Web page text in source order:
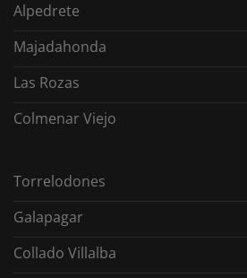
Alpedrete
Majadahonda
Las Rozas
Colmenar Viejo
Torrelodones
Galapagar
Collado Villalba